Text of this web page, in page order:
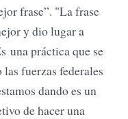
frase”. "La frase
y dio lugar a
una práctica que se
fuerzas federales
dando es un
de hacer una